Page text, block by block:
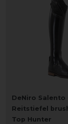
DeNiro Salento
Reitstiefel
Top Hunter